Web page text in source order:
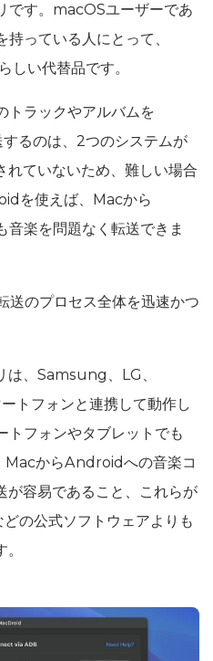
す。macOSユーザーであ
っている人にとって、
い代替品です。
トラックやアルバムを
るのは、2つのシステムが
れていないため、難しい場合
を使えば、Macから
楽を問題なく転送できま
のプロセス全体を迅速かつ
は、Samsung、LG、
トフォンと連携して動作し
フォンやタブレットでも
MacからAndroidへの音楽コ
が容易であること、これらが
の公式ソフトウェアよりも